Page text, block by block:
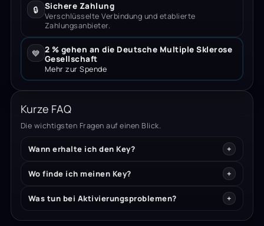
🔒 Sichere Zahlung
Verschlüsselte Verbindung und etablierte
Zahlungsanbieter.
💙 2 % gehen an die Deutsche Multiple Sklerose
Gesellschaft
Mehr zur Spende
Kurze FAQ
Die wichtigsten Fragen auf einen Blick.
Wann erhalte ich den Key?
Wo finde ich meinen Key?
Was tun bei Aktivierungsproblemen?